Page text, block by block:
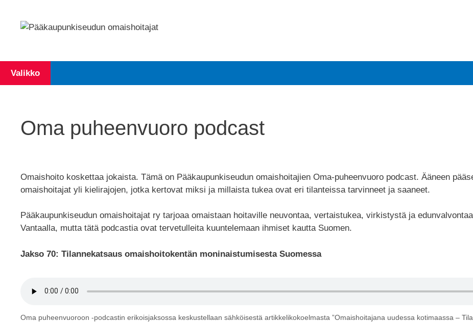
sisältöön
Valikko
Oma puheenvuoro podcast
Omaishoito koskettaa jokaista. Tämä on Pääkaupunkiseudun omaishoitajien Oma-puheenvuoro podcast. Ääneen
omaishoitajat yli kielirajojen, jotka kertovat miksi ja millaista tukea ovat eri tilanteissa tarvinneet ja saaneet.
Pääkaupunkiseudun omaishoitajat ry tarjoaa omaistaan hoitaville neuvontaa, vertaistukea, virkistystä ja
Vantaalla, mutta tätä podcastia ovat tervetulleita kuuntelemaan ihmiset kautta Suomen.
Jakso 70: Tilannekatsaus omaishoitokentän moninaistumisesta Suomessa
Oma puheenvuoroon -podcastin erikoisjaksossa keskustellaan sähköisestä artikkelikokoelmasta ”Omaishoitajana uudessa kotimaassa –